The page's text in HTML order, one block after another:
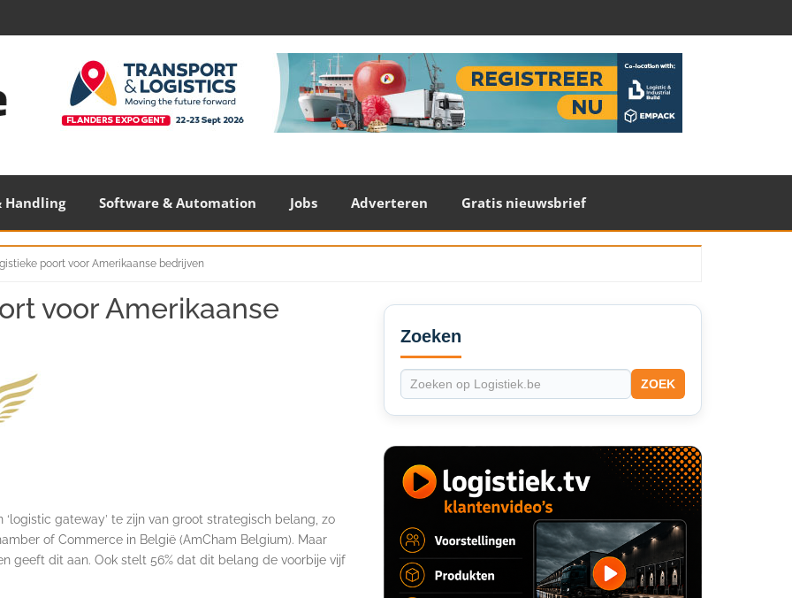
Handling Software & Automation Jobs Adverteren Gratis nieuwsbrief
poort voor Amerikaanse bedrijven
voor Amerikaanse
gateway’ te zijn van groot strategisch belang, zo
of Commerce in België (AmCham Belgium). Maar
geeft dit aan. Ook stelt 56% dat dit belang de voorbije vijf
Secondary
Sidebar
Zoeken
ZOEK